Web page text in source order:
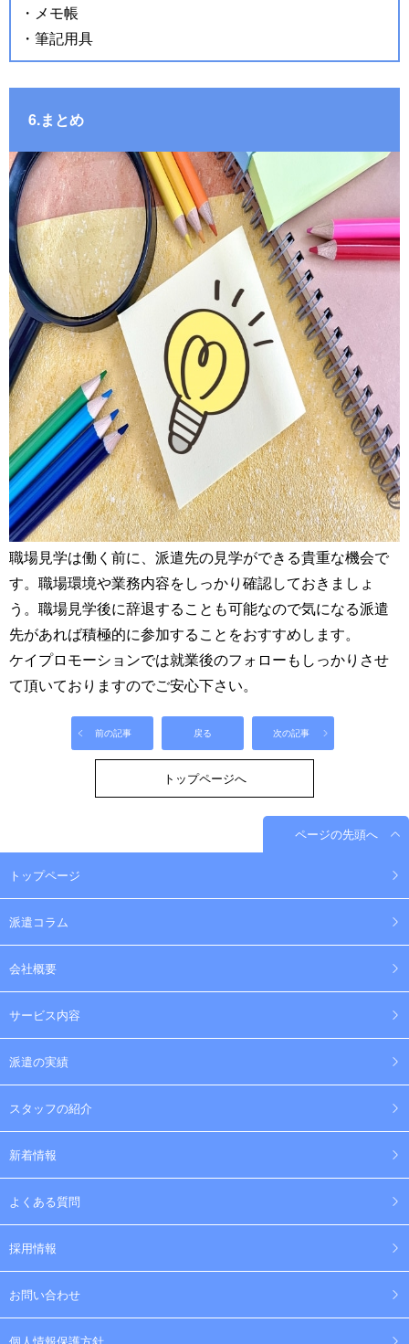
・メモ帳
・筆記用具
6.まとめ
職場見学は働く前に、派遣先の見学ができる貴重な機会で
す。職場環境や業務内容をしっかり確認しておきましょ
う。職場見学後に辞退することも可能なので気になる派遣
先があれば積極的に参加することをおすすめします。
ケイプロモーションでは就業後のフォローもしっかりさせ
て頂いておりますのでご安心下さい。
前の記事 戻る 次の記事
トップページへ
ページの先頭へ
トップページ
派遣コラム
会社概要
サービス内容
派遣の実績
スタッフの紹介
新着情報
よくある質問
採用情報
お問い合わせ